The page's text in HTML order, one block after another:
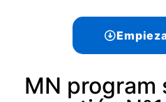
MN program